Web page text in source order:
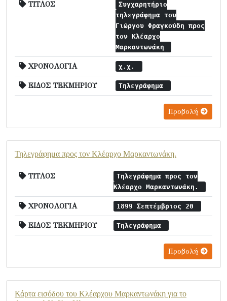
ΤΙΤΛΟΣ
Συγχαρητήριο
τηλεγράφημα του
Γιώργου Φραγκούδη προς
τον Κλέαρχο
Μαρκαντωνάκη
ΧΡΟΝΟΛΟΓΙΑ χ.χ.
ΕΙΔΟΣ ΤΕΚΜΗΡΙΟΥ Τηλεγράφημα
Προβολή
Τηλεγράφημα προς τον Κλέαρχο Μαρκαντωνάκη.
ΤΙΤΛΟΣ
Τηλεγράφημα προς τον
Κλέαρχο Μαρκαντωνάκη.
ΧΡΟΝΟΛΟΓΙΑ 1899 Σεπτέμβριος 20
ΕΙΔΟΣ ΤΕΚΜΗΡΙΟΥ Τηλεγράφημα
Προβολή
Κάρτα εισόδου του Κλέαρχου Μαρκαντωνάκη για το